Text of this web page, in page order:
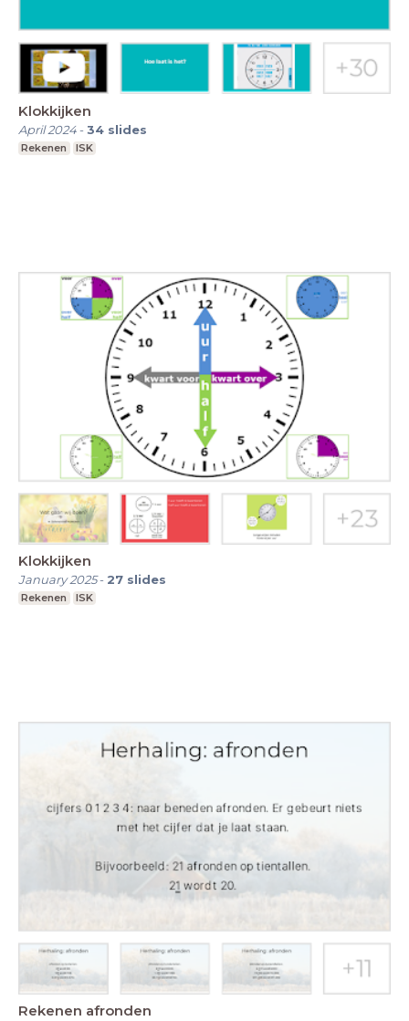
Klokkijken
April 2024-34 slides
Rekenen ISK
Klokkijken
January 2025- 27 slides
Rekenen ISK
Rekenen afronden